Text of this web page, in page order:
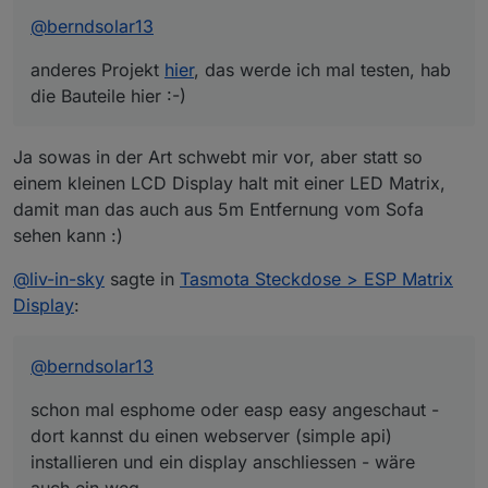
es einzugeben, würde es Tasmota alle 60
@berndsolar13
anderes Projekt hier, das werde ich mal testen, hab
die Bauteile hier :-)
Ja sowas in der Art schwebt mir vor, aber statt so
einem kleinen LCD Display halt mit einer LED Matrix,
damit man das auch aus 5m Entfernung vom Sofa
sehen kann :)
@liv-in-sky sagte in Tasmota Steckdose > ESP Matrix
Display:
@berndsolar13
schon mal esphome oder easp easy angeschaut -
dort kannst du einen webserver (simple api)
installieren und ein display anschliessen - wäre